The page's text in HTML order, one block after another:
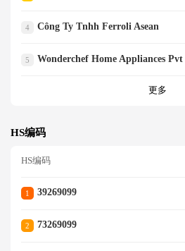
4 Công Ty Tnhh Ferroli Asean
5 Wonderchef Home Appliances
更多
HS编码
HS编码
1 39269099
2 73269099